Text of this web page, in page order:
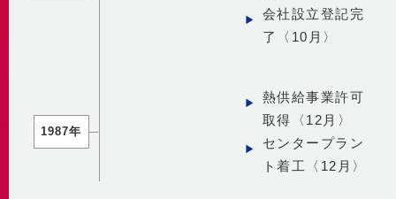
会社設立登記完
了〈10月〉
1987年
熱供給事業許可
取得〈12月〉
センタープラン
ト着工〈12月〉